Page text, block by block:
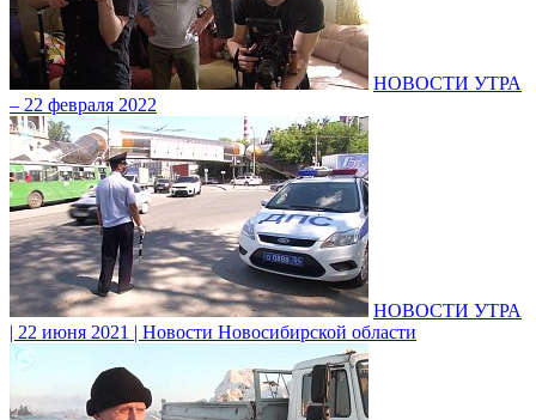
НОВОСТИ УТРА
– 22 февраля 2022
НОВОСТИ УТРА
| 22 июня 2021 | Новости Новосибирской области